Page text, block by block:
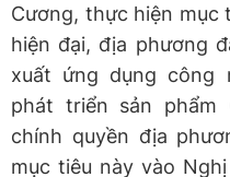
Cương, thực hiện mục
hiện đại, địa phương
xuất ứng dụng công
phát triển sản phẩm
chính quyền địa
mục tiêu này vào